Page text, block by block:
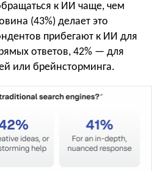
к ИИ чаще, чем
(43%) делает это
прибегают к ИИ для
ответов, 42% — для
или брейнсторминга.